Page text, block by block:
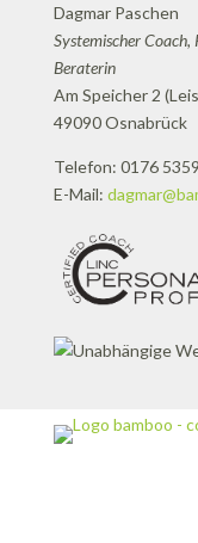
Dagmar Paschen
Systemischer Coach,
Beraterin
Am Speicher 2
49090 Osnabrück
Telefon: 0176
E-Mail: